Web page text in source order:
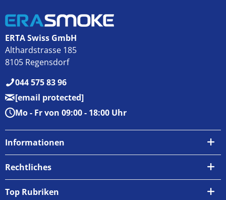
ERTA Swiss GmbH
Althardstrasse 185
8105 Regensdorf
044 575 83 96
[email protected]
Mo - Fr von 09:00 - 18:00 Uhr
Informationen
Über uns
Rechtliches
AGB
Top Rubriken